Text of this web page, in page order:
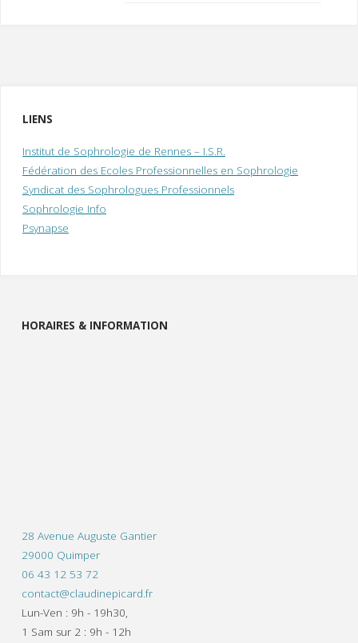
LIENS
Institut de Sophrologie de Rennes – I.S.R.
Fédération des Ecoles Professionnelles en Sophrologie
Syndicat des Sophrologues Professionnels
Sophrologie Info
Psynapse
HORAIRES & INFORMATION
28 Avenue Auguste Gantier
29000 Quimper
06 43 12 53 72
contact@claudinepicard.fr
Lun-Ven : 9h - 19h30,
1 Sam sur 2 : 9h - 12h